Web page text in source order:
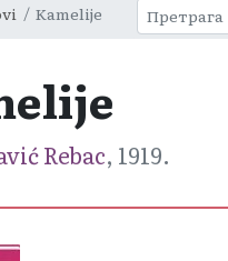
Kamelije
Rebac, 1919.